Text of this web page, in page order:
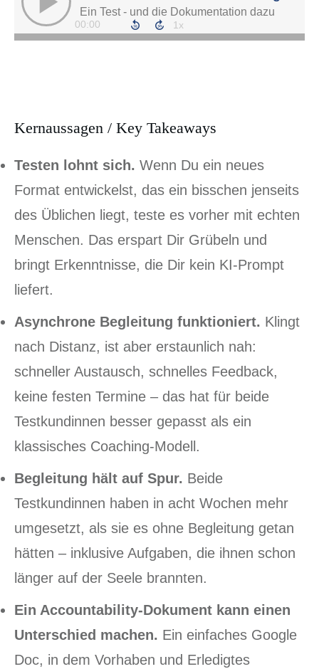
Kernaussagen / Key Takeaways
Testen lohnt sich. Wenn Du ein neues
Format entwickelst, das ein bisschen jenseits
des Üblichen liegt, teste es vorher mit echten
Menschen. Das erspart Dir Grübeln und
bringt Erkenntnisse, die Dir kein KI-Prompt
liefert.
Asynchrone Begleitung funktioniert. Klingt
nach Distanz, ist aber erstaunlich nah:
schneller Austausch, schnelles Feedback,
keine festen Termine – das hat für beide
Testkundinnen besser gepasst als ein
klassisches Coaching-Modell.
Begleitung hält auf Spur. Beide
Testkundinnen haben in acht Wochen mehr
umgesetzt, als sie es ohne Begleitung getan
hätten – inklusive Aufgaben, die ihnen schon
länger auf der Seele brannten.
Ein Accountability-Dokument kann einen
Unterschied machen. Ein einfaches Google
Doc, in dem Vorhaben und Erledigtes